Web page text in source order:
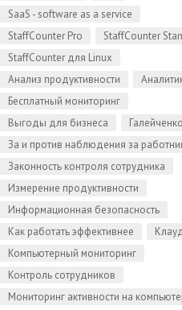
SaaS - software as a service
StaffCounter Pro
StaffCounter
StaffCounter для Linux
Анализ продуктивности
Бесплатный мониторинг
Выгоды для бизнеса
Галейченко
За и против наблюдения за
Законность контроля сотрудника
Измерение продуктивности
Информационная безопасность
Как работать эффективнее
Компьютерный мониторинг
Контроль сотрудников
Мониторинг активности на